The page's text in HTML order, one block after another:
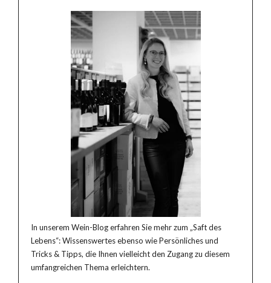
In unserem Wein-Blog erfahren Sie mehr zum „Saft des
Lebens“: Wissenswertes ebenso wie Persönliches und
Tricks & Tipps, die Ihnen vielleicht den Zugang zu diesem
umfangreichen Thema erleichtern.